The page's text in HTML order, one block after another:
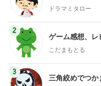
ドラマミタロー
2
ゲーム感想、レ
こだまもとる
3
三角絞めでつか